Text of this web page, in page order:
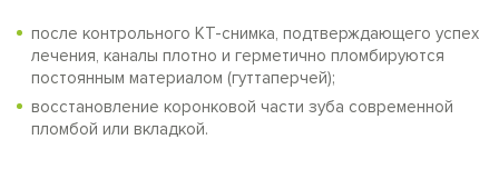
после контрольного КТ-снимка, подтверждающего успех
лечения, каналы плотно и герметично пломбируются
постоянным материалом (гуттаперчей);
восстановление коронковой части зуба современной
пломбой или вкладкой.